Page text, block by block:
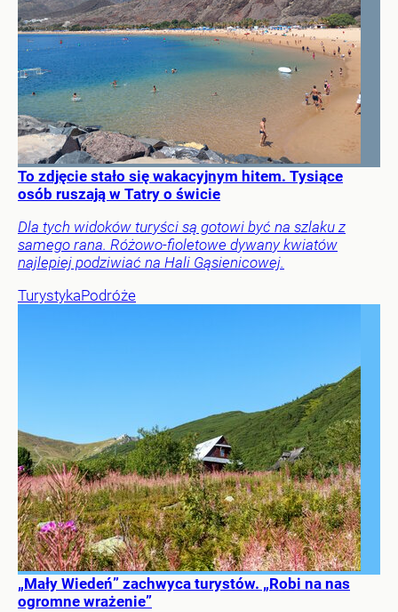
To zdjęcie stało się wakacyjnym hitem. Tysiące
osób ruszają w Tatry o świcie
Dla tych widoków turyści są gotowi być na szlaku z
samego rana. Różowo-fioletowe dywany kwiatów
najlepiej podziwiać na Hali Gąsienicowej.
TurystykaPodróże
„Mały Wiedeń” zachwyca turystów. „Robi na nas
ogromne wrażenie”